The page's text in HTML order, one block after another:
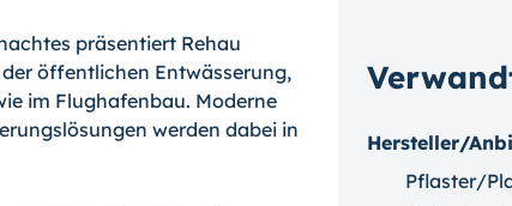
präsentiert Rehau
öffentlichen Entwässerung,
im Flughafenbau. Moderne
werden dabei in
Hersteller/
Pflaster/